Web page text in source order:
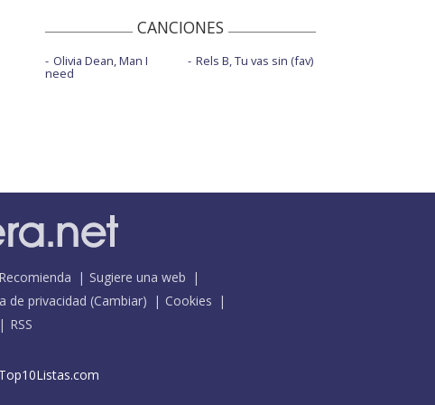
CANCIONES
Olivia Dean, Man I
need
Rels B, Tu vas sin (fav)
Recomienda
Sugiere una web
de privacidad (Cambiar)
Cookies
RSS
Top10Listas.com